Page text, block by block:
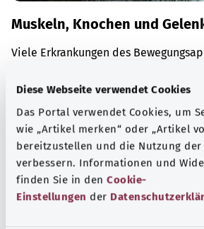
Diese Webseite verwendet Cookies
Das Portal verwendet Cookies, um
wie „Artikel merken“ oder „Artikel
bereitzustellen und die Nutzung der
verbessern. Informationen und
finden Sie in den Cookie-
Einstellungen der
Muskeln, Knochen und
Viele Erkrankungen des
auch auf zu wenig Bewegung und zu
Mehr erfahren